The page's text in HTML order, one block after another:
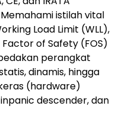
istilah vital
Load Limit (WLL),
of Safety (FOS)
perangkat
dinamis, hingga
(hardware)
descender, dan